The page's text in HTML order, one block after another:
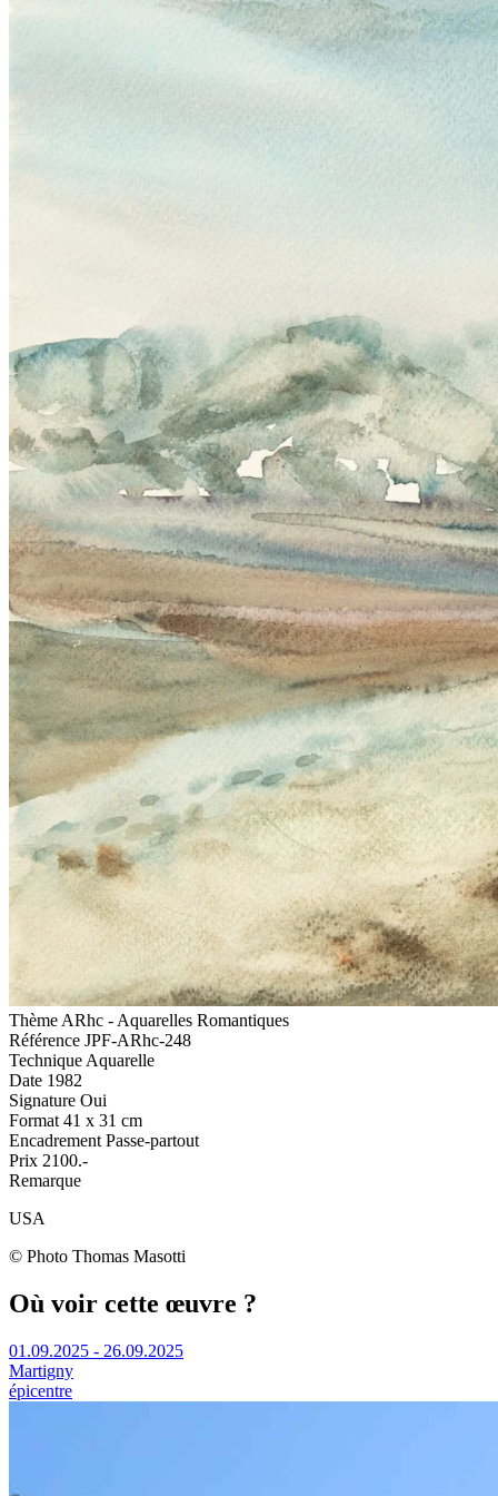
Thème ARhc - Aquarelles Romantiques
Référence JPF-ARhc-248
Technique Aquarelle
Date 1982
Signature Oui
Format 41 x 31 cm
Encadrement Passe-partout
Prix 2100.-
Remarque
USA
© Photo Thomas Masotti
Où voir cette œuvre ?
01.09.2025 - 26.09.2025
Martigny
épicentre